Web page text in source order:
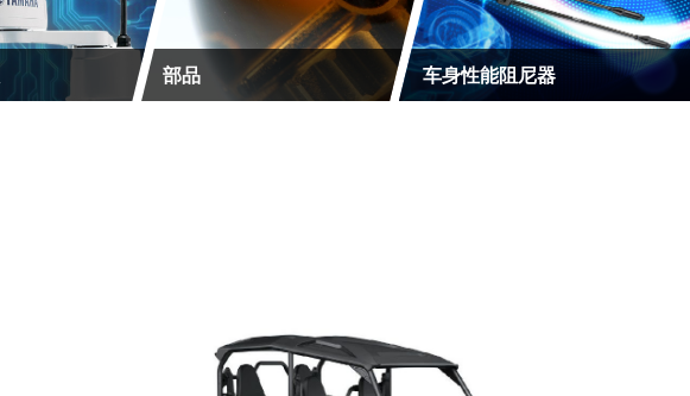
部品 车身性能阻尼器